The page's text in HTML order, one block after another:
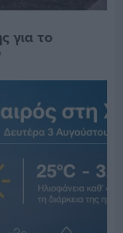
για το